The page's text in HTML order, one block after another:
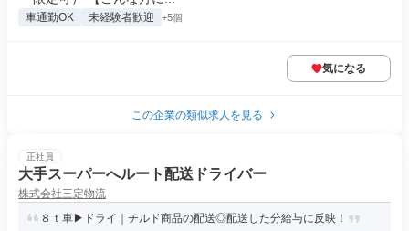
車通勤OK 未経験者歓迎 +5個
気になる
この企業の類似求人を見る
正社員
大手スーパーへルート配送ドライバー
株式会社三定物流
８ｔ車▶ドライ｜チルド商品の配送◎配送した分給与に反映！